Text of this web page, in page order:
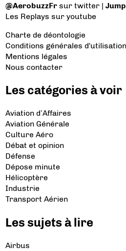
@AerobuzzFr sur twitter |
Les Replays sur youtube
Charte de déontologie
Conditions générales d'utilisation
Mentions légales
Nous contacter
Les catégories à voir
Aviation d’Affaires
Aviation Générale
Culture Aéro
Débat et opinion
Défense
Dépose minute
Hélicoptère
Industrie
Transport Aérien
Les sujets à lire
Airbus